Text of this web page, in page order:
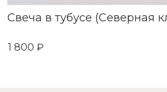
Свеча в тубусе (Северная
1 800 ₽